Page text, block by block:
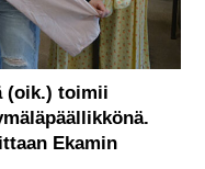
(oik.) toimii
Ekamin